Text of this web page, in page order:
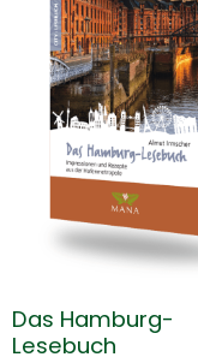
Das Hamburg-
Lesebuch